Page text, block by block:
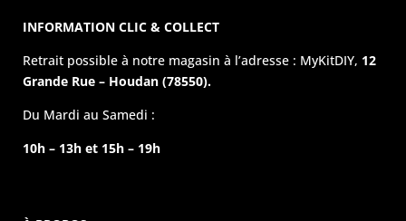
INFORMATION CLIC & COLLECT
Retrait possible à notre magasin à l’adresse : MyKitDIY, 12
Grande Rue – Houdan (78550).
Du Mardi au Samedi :
10h – 13h et 15h – 19h